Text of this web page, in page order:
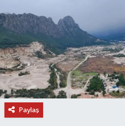
Paylaş
EĞİTİM
TURİZM
RÖPORTAJ
VİDEO HABERLER